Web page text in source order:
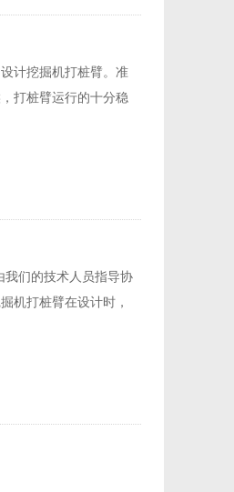
计挖掘机打桩臂。准
打桩臂运行的十分稳
我们的技术人员指导协
机打桩臂在设计时，